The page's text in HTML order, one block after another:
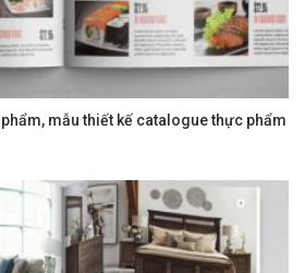
mẫu thiết kế catalogue thực phẩm